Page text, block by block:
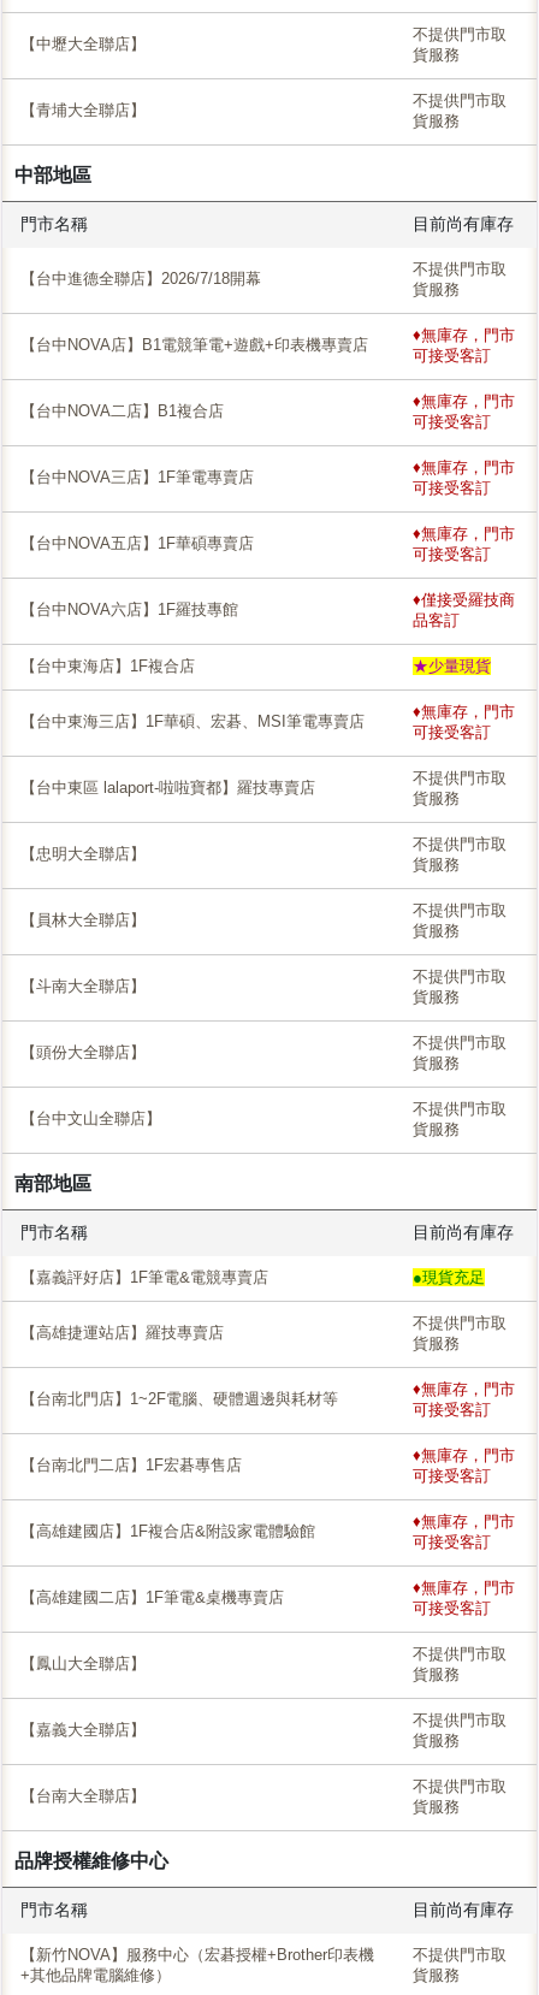
【中壢大全聯店】
不提供門市取
貨服務
【青埔大全聯店】
不提供門市取
貨服務
中部地區
門市名稱 目前尚有庫存
【台中進德全聯店】2026/7/18開幕
不提供門市取
貨服務
【台中NOVA店】B1電競筆電+遊戲+印表機專賣店
♦無庫存，門市
可接受客訂
【台中NOVA二店】B1複合店
♦無庫存，門市
可接受客訂
【台中NOVA三店】1F筆電專賣店
♦無庫存，門市
可接受客訂
【台中NOVA五店】1F華碩專賣店
♦無庫存，門市
可接受客訂
【台中NOVA六店】1F羅技專館
♦僅接受羅技商
品客訂
【台中東海店】1F複合店 ★少量現貨
【台中東海三店】1F華碩、宏碁、MSI筆電專賣店
♦無庫存，門市
可接受客訂
【台中東區 lalaport-啦啦寶都】羅技專賣店
不提供門市取
貨服務
【忠明大全聯店】
不提供門市取
貨服務
【員林大全聯店】
不提供門市取
貨服務
【斗南大全聯店】
不提供門市取
貨服務
【頭份大全聯店】
不提供門市取
貨服務
【台中文山全聯店】
不提供門市取
貨服務
南部地區
門市名稱 目前尚有庫存
【嘉義評好店】1F筆電&電競專賣店 ●現貨充足
【高雄捷運站店】羅技專賣店
不提供門市取
貨服務
【台南北門店】1~2F電腦、硬體週邊與耗材等
♦無庫存，門市
可接受客訂
【台南北門二店】1F宏碁專售店
♦無庫存，門市
可接受客訂
【高雄建國店】1F複合店&附設家電體驗館
♦無庫存，門市
可接受客訂
【高雄建國二店】1F筆電&桌機專賣店
♦無庫存，門市
可接受客訂
【鳳山大全聯店】
不提供門市取
貨服務
【嘉義大全聯店】
不提供門市取
貨服務
【台南大全聯店】
不提供門市取
貨服務
品牌授權維修中心
門市名稱 目前尚有庫存
【新竹NOVA】服務中心（宏碁授權+Brother印表機
+其他品牌電腦維修）
不提供門市取
貨服務